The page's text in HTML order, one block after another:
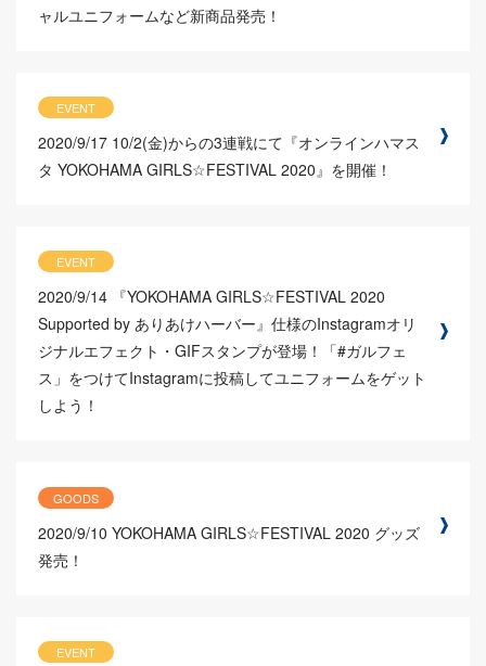
ャルユニフォームなど新商品発売！
EVENT
2020/9/17 10/2(金)からの3連戦にて『オンラインハマス
タ YOKOHAMA GIRLS☆FESTIVAL 2020』を開催！
EVENT
2020/9/14 『YOKOHAMA GIRLS☆FESTIVAL 2020
Supported by ありあけハーバー』仕様のInstagramオリ
ジナルエフェクト・GIFスタンプが登場！「#ガルフェ
ス」をつけてInstagramに投稿してユニフォームをゲット
しよう！
GOODS
2020/9/10 YOKOHAMA GIRLS☆FESTIVAL 2020 グッズ
発売！
EVENT